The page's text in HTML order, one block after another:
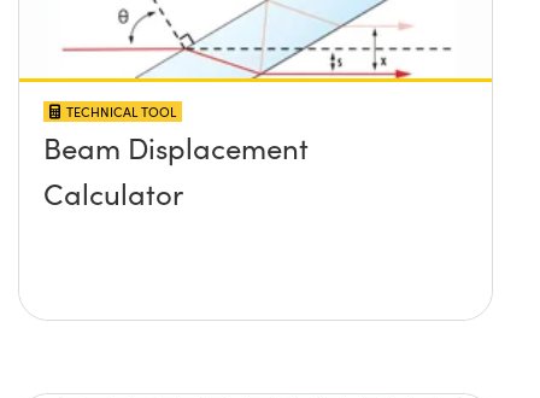
TECHNICAL TOOL
Beam Displacement
Calculator